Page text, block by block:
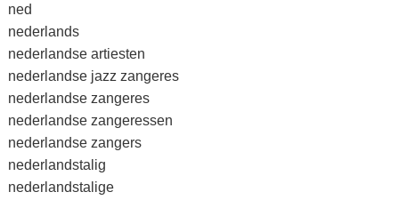
ned
nederlands
nederlandse artiesten
nederlandse jazz zangeres
nederlandse zangeres
nederlandse zangeressen
nederlandse zangers
nederlandstalig
nederlandstalige